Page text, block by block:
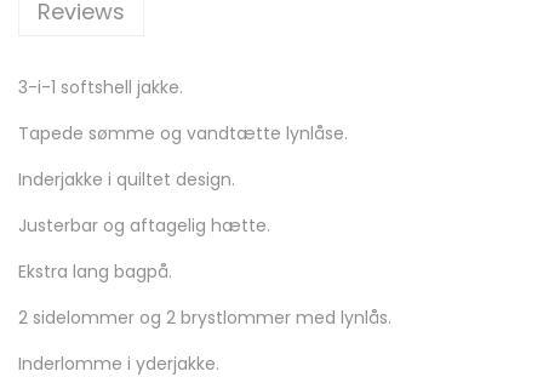
Reviews
3-i-1 softshell jakke.
Tapede sømme og vandtætte lynlåse.
Inderjakke i quiltet design.
Justerbar og aftagelig hætte.
Ekstra lang bagpå.
2 sidelommer og 2 brystlommer med lynlås.
Inderlomme i yderjakke.